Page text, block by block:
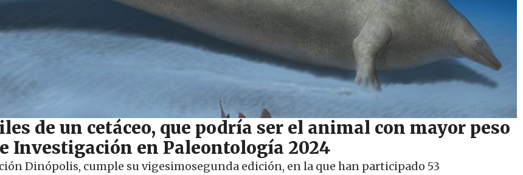
de un cetáceo, que podría ser el animal con mayor peso
Investigación en Paleontología 2024
Dinópolis, cumple su vigesimosegunda edición, en la que han participado 53